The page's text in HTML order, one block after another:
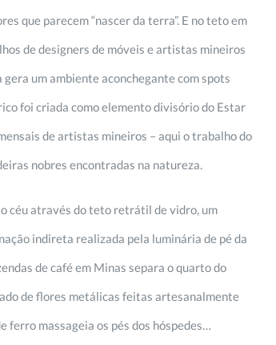
que parecem “nascer da terra”. E no teto em
de designers de móveis e artistas mineiros
um ambiente aconchegante com spots
foi criada como elemento divisório do Estar
de artistas mineiros – aqui o trabalho do
nobres encontradas na natureza.
céu através do teto retrátil de vidro, um
indireta realizada pela luminária de pé da
de café em Minas separa o quarto do
de flores metálicas feitas artesanalmente
ferro massageia os pés dos hóspedes…